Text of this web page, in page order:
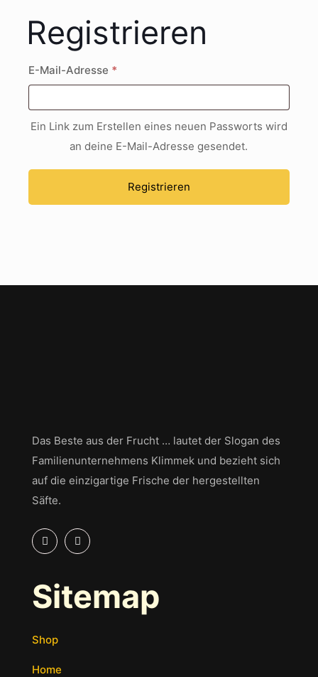
Registrieren
E-Mail-Adresse *Erforderlich
Ein Link zum Erstellen eines neuen Passworts wird
an deine E-Mail-Adresse gesendet.
Registrieren
Das Beste aus der Frucht … lautet der Slogan des
Familienunternehmens Klimmek und bezieht sich
auf die einzigartige Frische der hergestellten
Säfte.
Sitemap
Shop
Home